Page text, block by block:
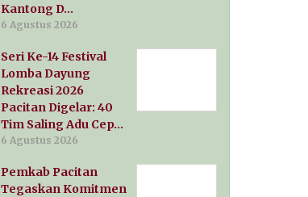
Kantong D…
6 Agustus 2026
Seri Ke-14 Festival
Lomba Dayung
Rekreasi 2026
Pacitan Digelar: 40
Tim Saling Adu Cep…
6 Agustus 2026
Pemkab Pacitan
Tegaskan Komitmen